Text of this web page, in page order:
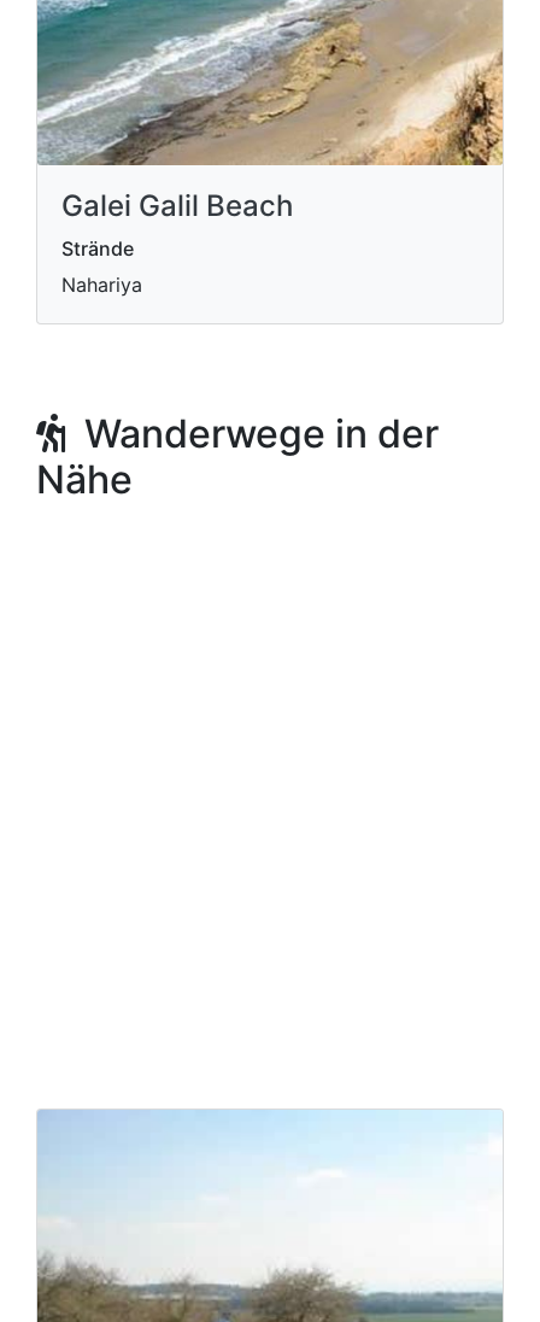
Galei Galil Beach
Strände
Nahariya
Wanderwege in der
Nähe